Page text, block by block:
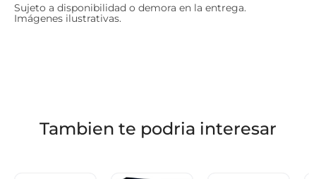
Sujeto a disponibilidad o demora en la entrega.
Imágenes ilustrativas.
Tambien te podria interesar